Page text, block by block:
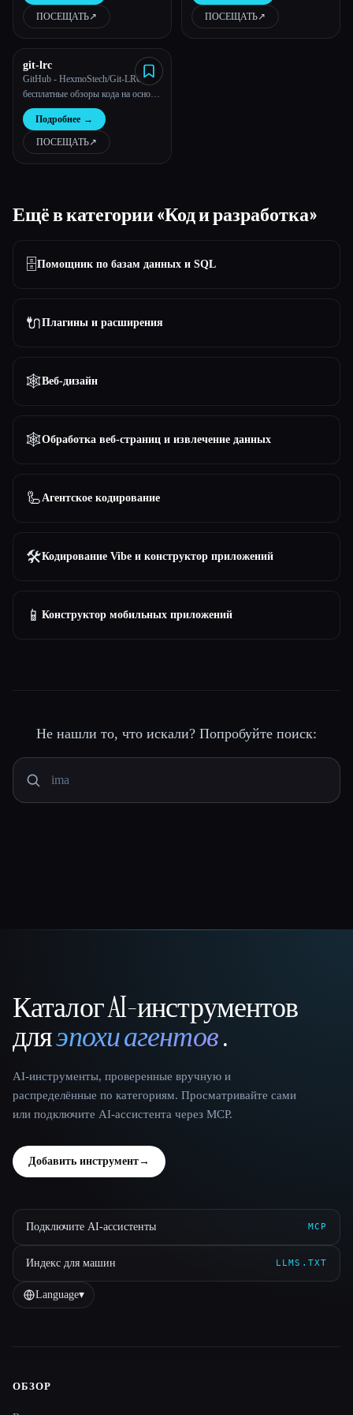
ПОСЕЩАТЬ↗︎
быстрее писать, понимать и
генерировать код.
ПОСЕЩАТЬ↗︎
git-lrc
GitHub - HexmoStech/Git-LRC:
бесплатные обзоры кода на основе
микроискусственного интеллекта,
запускаемые при фиксации
Подробнее →
ПОСЕЩАТЬ↗︎
Ещё в категории «Код и разработка»
🗄️Помощник по базам данных и SQL
🔌Плагины и расширения
🕸Веб-дизайн
🕸️Обработка веб-страниц и извлечение данных
🦾Агентское кодирование
🛠️Кодирование Vibe и конструктор приложений
📱 Конструктор мобильных приложений
Не нашли то, что искали? Попробуйте поиск:
That AI Collection
Каталог AI-инструментов
дляэпохи агентов.
AI-инструменты, проверенные вручную и
распределённые по категориям. Просматривайте сами
или подключите AI-ассистента через MCP.
Добавить инструмент→
Подключите AI-ассистенты MCP
Индекс для машин LLMS.TXT
Language▾
Site navigation
ОБЗОР